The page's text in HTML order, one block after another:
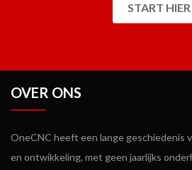
START HIER
OVER ONS
OneCNC heeft een lange geschiedenis
en ontwikkeling, met geen jaarlijks